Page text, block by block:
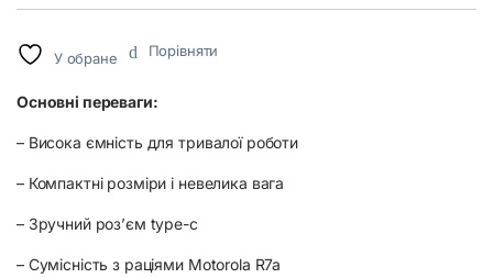
У обране Порівняти
Основні переваги:
– Висока ємність для тривалої роботи
– Компактні розміри і невелика вага
– Зручний роз’єм type-c
– Сумісність з раціями Motorola R7a